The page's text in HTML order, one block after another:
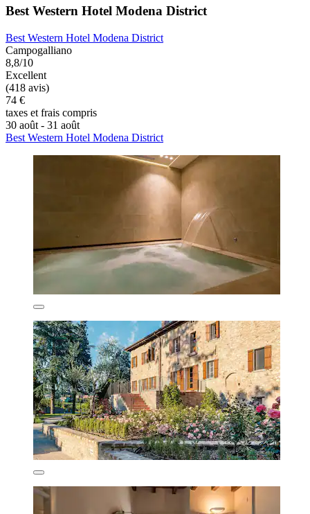
Best Western Hotel Modena District
Best Western Hotel Modena District
Campogalliano
8,8/10
Excellent
(418 avis)
74 €
taxes et frais compris
30 août - 31 août
Best Western Hotel Modena District